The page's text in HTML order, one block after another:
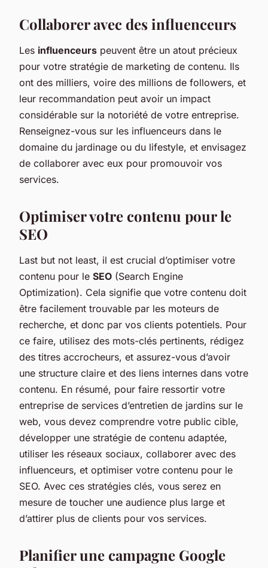
Collaborer avec des influenceurs
Les influenceurs peuvent être un atout précieux
pour votre stratégie de marketing de contenu. Ils
ont des milliers, voire des millions de followers, et
leur recommandation peut avoir un impact
considérable sur la notoriété de votre entreprise.
Renseignez-vous sur les influenceurs dans le
domaine du jardinage ou du lifestyle, et envisagez
de collaborer avec eux pour promouvoir vos
services.
Optimiser votre contenu pour le
SEO
Last but not least, il est crucial d’optimiser votre
contenu pour le SEO (Search Engine
Optimization). Cela signifie que votre contenu doit
être facilement trouvable par les moteurs de
recherche, et donc par vos clients potentiels. Pour
ce faire, utilisez des mots-clés pertinents, rédigez
des titres accrocheurs, et assurez-vous d’avoir
une structure claire et des liens internes dans votre
contenu. En résumé, pour faire ressortir votre
entreprise de services d’entretien de jardins sur le
web, vous devez comprendre votre public cible,
développer une stratégie de contenu adaptée,
utiliser les réseaux sociaux, collaborer avec des
influenceurs, et optimiser votre contenu pour le
SEO. Avec ces stratégies clés, vous serez en
mesure de toucher une audience plus large et
d’attirer plus de clients pour vos services.
Planifier une campagne Google